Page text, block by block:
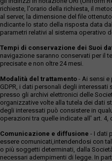
richieste, l'orario della richiesta, il
al server, la dimensione del file
ndicante lo stato della risposta data
parametri relativi al sistema operativo
Tempi di conservazione dei Suoi
navigazione saranno conservati per il
precisate e non oltre 24 mesi.
Modalità del trattamento - Ai sensi e
GDPR, i dati personali degli
presso gli archivi elettronici delle
organizzative volte alla tutela dei dati
degli interessati può consistere in
operazioni tra quelle indicate all' art. 4,
Comunicazione e diffusione - I dati
essere comunicati,intendendosi con
o più soggetti determinati, dalla
necessari adempimenti di legge. In